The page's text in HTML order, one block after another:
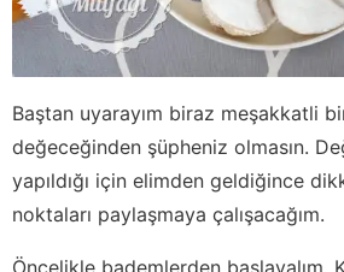
Baştan uyarayım biraz meşakkatli
değeceğinden şüpheniz olmasın.
yapıldığı için elimden geldiğince
noktaları paylaşmaya çalışacağım.
Öncelikle bademlerden başlayalım.